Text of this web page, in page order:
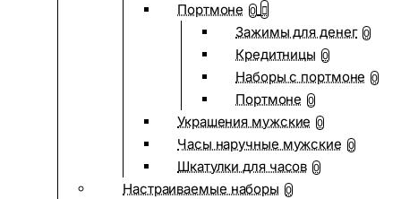
Портмоне 0
Зажимы для денег 0
Кредитницы 0
Наборы с портмоне 0
Портмоне 0
Украшения мужские 0
Часы наручные мужские 0
Шкатулки для часов 0
Настраиваемые наборы 0